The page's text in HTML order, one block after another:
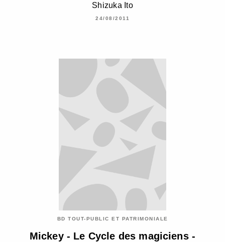
Shizuka Ito
24/08/2011
BD TOUT-PUBLIC ET PATRIMONIALE
Mickey - Le Cycle des magiciens -